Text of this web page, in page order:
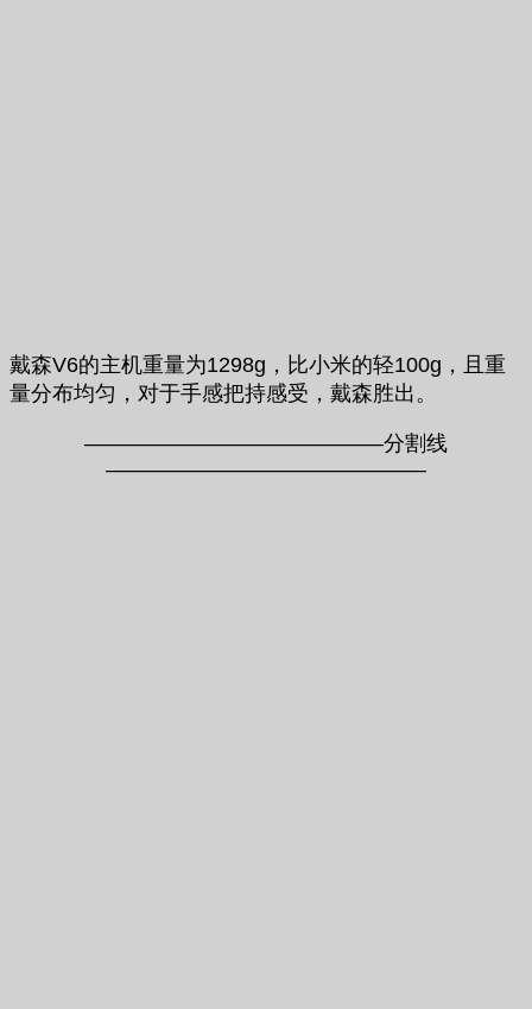
戴森V6的主机重量为1298g，比小米的轻100g，且重
量分布均匀，对于手感把持感受，戴森胜出。
——————————————分割线
———————————————